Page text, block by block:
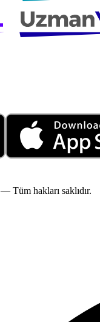
— Tüm hakları saklıdır.